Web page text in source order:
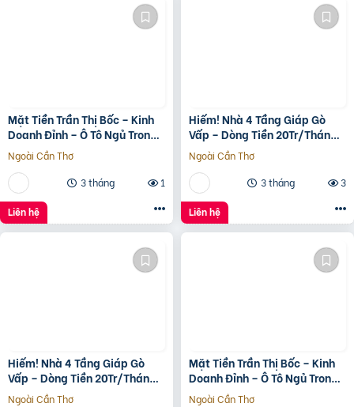
Mặt Tiền Trần Thị Bốc – Kinh
Doanh Đỉnh – Ô Tô Ngủ Trong
Nhà
Ngoài Cần Thơ
3 tháng
1
Liên hệ
Hiếm! Nhà 4 Tầng Giáp Gò
Vấp – Dòng Tiền 20Tr/Tháng
– Tương Lai Ra Mặt Tiền 12M
Ngoài Cần Thơ
3 tháng
3
Liên hệ
Hiếm! Nhà 4 Tầng Giáp Gò
Vấp – Dòng Tiền 20Tr/Tháng
– Tương Lai Ra Mặt Tiền 12M
Ngoài Cần Thơ
Mặt Tiền Trần Thị Bốc – Kinh
Doanh Đỉnh – Ô Tô Ngủ Trong
Nhà
Ngoài Cần Thơ